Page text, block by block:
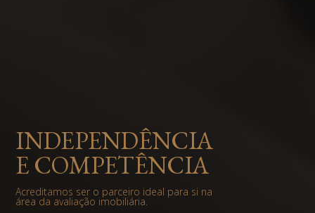
INDEPENDÊNCIA
E COMPETÊNCIA
Acreditamos ser o parceiro ideal para si na
área da avaliação imobiliária.